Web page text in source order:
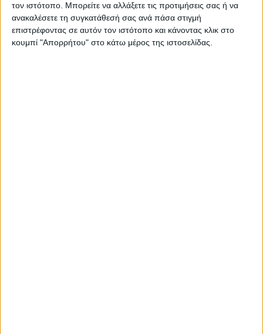
τον ιστότοπο. Μπορείτε να αλλάξετε τις προτιμήσεις σας ή να
ανακαλέσετε τη συγκατάθεσή σας ανά πάσα στιγμή
επιστρέφοντας σε αυτόν τον ιστότοπο και κάνοντας κλικ στο
κουμπί "Απορρήτου" στο κάτω μέρος της ιστοσελίδας.